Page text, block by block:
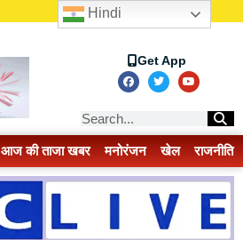
Get App
आज की ताजा खबर मनोरंजन खेल राजनीति
Hindi